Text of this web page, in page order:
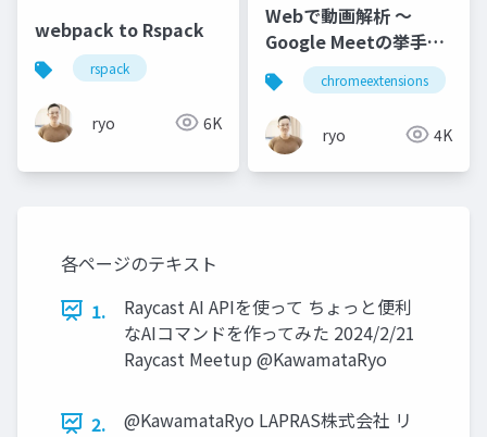
webpack to Rspack
rspack
ryo 6K
Webで動画解析 〜
Google Meetの挙手と
リアルの挙手を連動さ
せるChrome拡張を作
った話〜
chromeextensions
ryo 4K
各ページのテキスト
1.
Raycast AI APIを使って ちょっと便利
なAIコマンドを作ってみた 2024/2/21
Raycast Meetup @KawamataRyo
2.
@KawamataRyo LAPRAS株式会社 リ